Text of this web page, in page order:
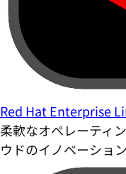
Red Hat Enterprise
柔軟なオペレーティ
ウドのイノベーショ